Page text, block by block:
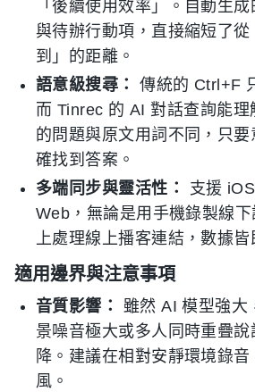
「後續使用效率」。自動生
與待辦行動項，直接縮短了
到」的距離。
語意級搜尋：
傳統的 Ctrl+F
而 Tinrec 的 AI 對話查詢能理
的問題與原文用詞不同，只
確找到答案。
多端同步與靈活性：
支援
Web，無論是用手機錄製線
上處理線上播客連結，數據皆
適用邊界與注意事項
音質影響：
雖然 AI 模型強大
景噪音極大或多人同時重疊
降。建議在相對安靜環境錄
風。